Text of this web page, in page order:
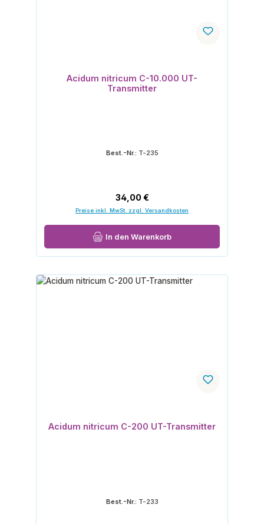
Acidum nitricum C-10.000 UT-
Transmitter
Best.-Nr.: T-235
Regulärer Preis:
34,00 €
Preise inkl. MwSt. zzgl. Versandkosten
In den Warenkorb
Acidum nitricum C-200 UT-Transmitter
Best.-Nr.: T-233